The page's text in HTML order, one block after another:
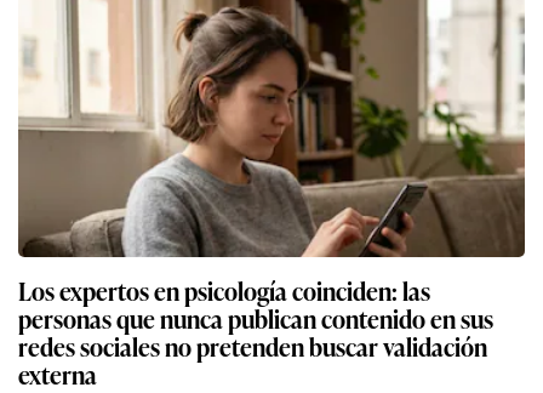
Los expertos en psicología coinciden: las
personas que nunca publican contenido en sus
redes sociales no pretenden buscar validación
externa